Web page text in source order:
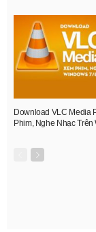
Download VLC Media
Phim, Nghe Nhạc Trên